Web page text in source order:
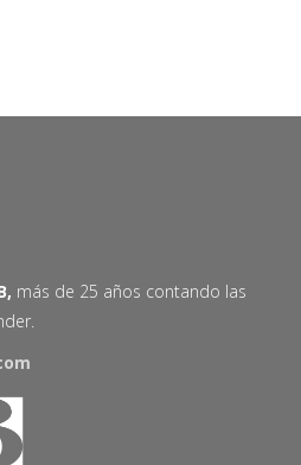
más de 25 años contando las